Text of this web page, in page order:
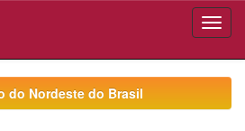
do Nordeste do Brasil